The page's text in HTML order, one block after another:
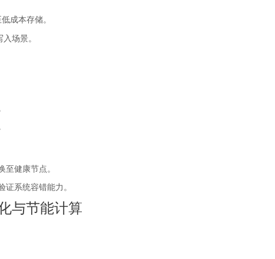
成本存储。
场景。
至健康节点。
系统容错能力。
与节能计算